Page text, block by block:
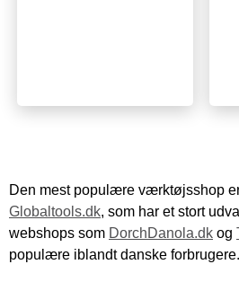
Den mest populære værktøjsshop
Globaltools.dk, som har et stort
webshops som DorchDanola.dk og
populære iblandt danske forbrugere.